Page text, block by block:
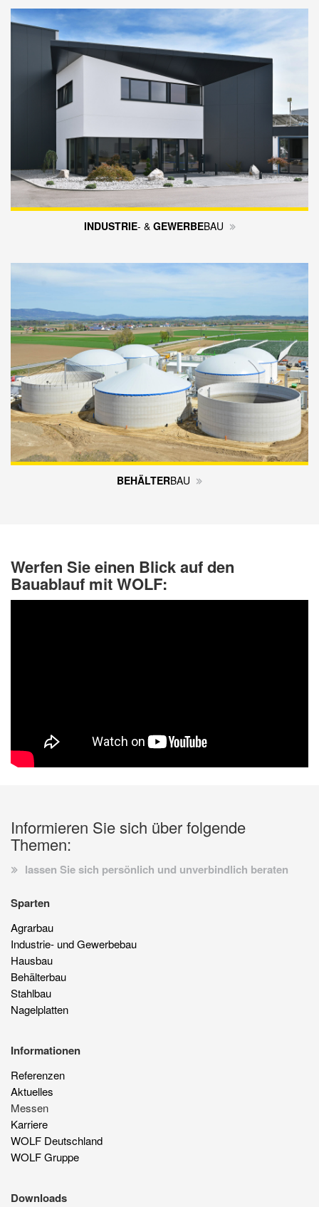
INDUSTRIE- & GEWERBE­BAU
BEHÄLTER­BAU
Werfen Sie einen Blick auf den
Bauablauf mit WOLF:
Informieren Sie sich über folgende
Themen:
lassen Sie sich persönlich und unverbindlich beraten
Sparten
Agrarbau
Industrie- und Gewerbebau
Hausbau
Behälterbau
Stahlbau
Nagelplatten
Informationen
Referenzen
Aktuelles
Messen
Karriere
WOLF Deutschland
WOLF Gruppe
Downloads